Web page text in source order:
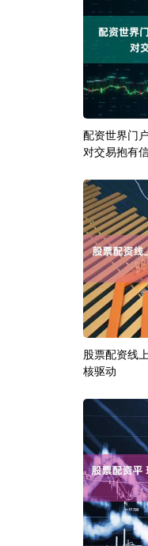
配资世界门
对交易抱有
股票配资线
核驱动